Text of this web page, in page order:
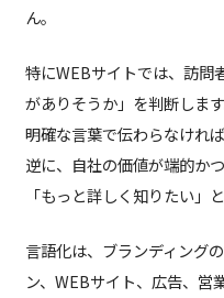
ん。
特にWEBサイトでは、訪問
がありそうか」を判断しま
明確な言葉で伝わらなけれ
逆に、自社の価値が端的か
「もっと詳しく知りたい」
言語化は、ブランディング
ン、WEBサイト、広告、営